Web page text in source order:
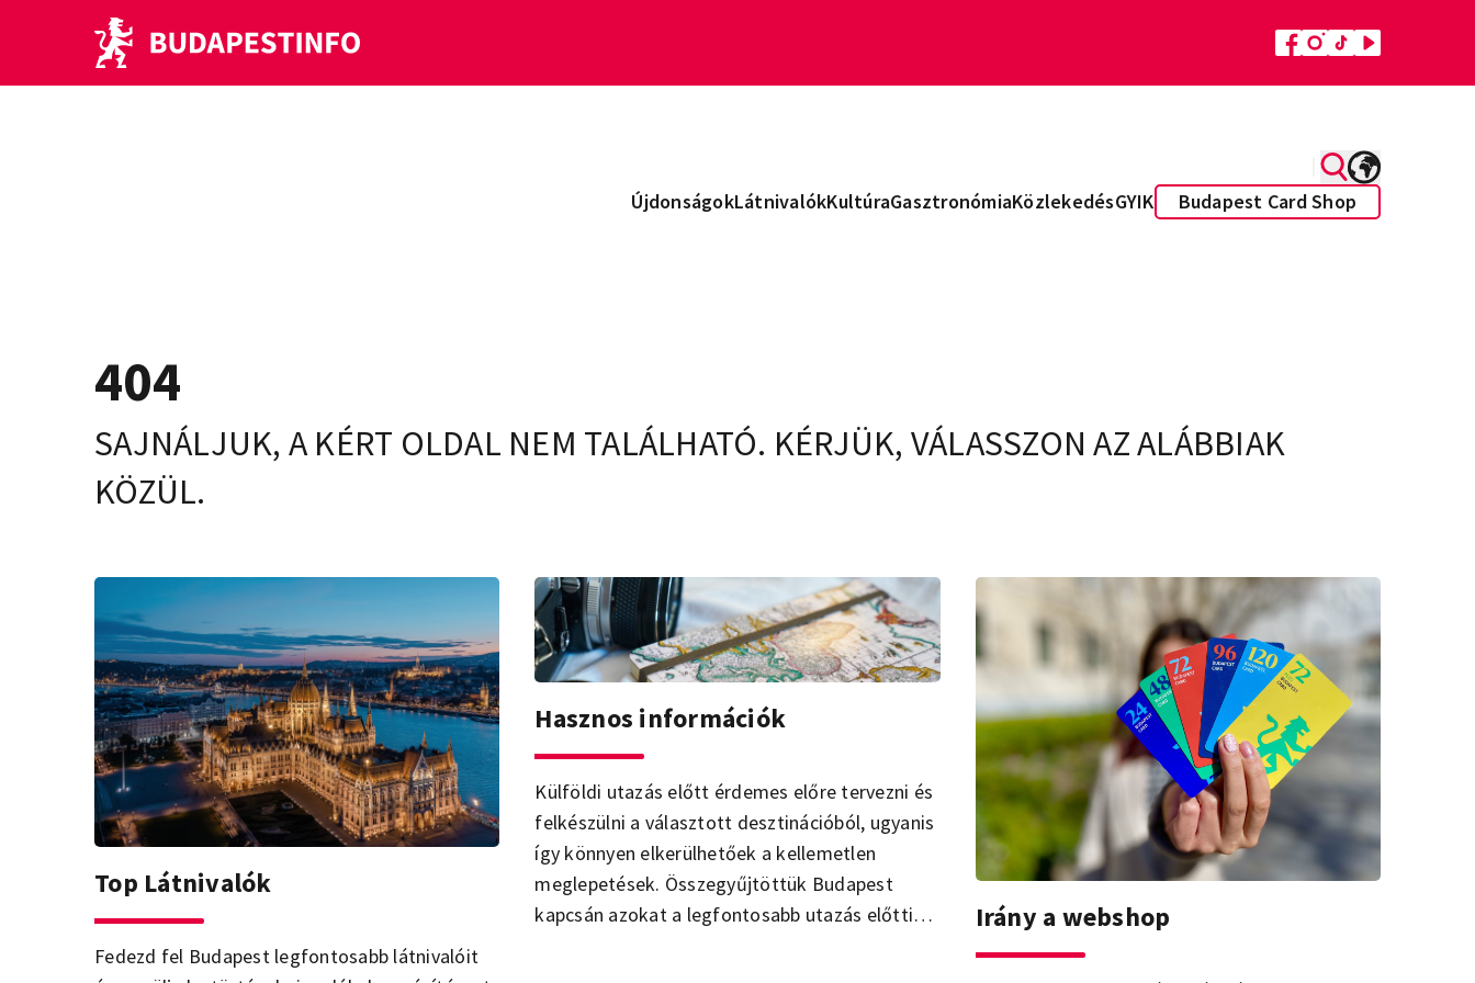
ÚjdonságokLátnivalókKultúraGasztronómiaKözlekedésGYIK Budapest Card Shop
404
SAJNÁLJUK, A KÉRT OLDAL NEM TALÁLHATÓ. KÉRJÜK, VÁLASSZON AZ ALÁBBIAK
KÖZÜL.
Top Látnivalók
Fedezd fel Budapest legfontosabb látnivalóit
Hasznos információk
Külföldi utazás előtt érdemes előre tervezni és
felkészülni a választott desztinációból, ugyanis
így könnyen elkerülhetőek a kellemetlen
meglepetések. Összegyűjtöttük Budapest
kapcsán azokat a legfontosabb utazás előtti
Irány a webshop